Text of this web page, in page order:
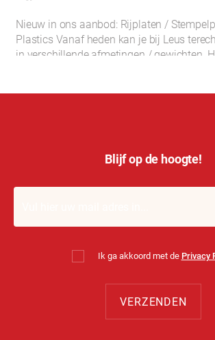
Nieuw in ons aanbod: Rijplaten /
Plastics Vanaf heden kan je bij Leus
in verschillende afmetingen / gewichten.
Blijf op de hoogte!
Ik ga akkoord met de Privacy